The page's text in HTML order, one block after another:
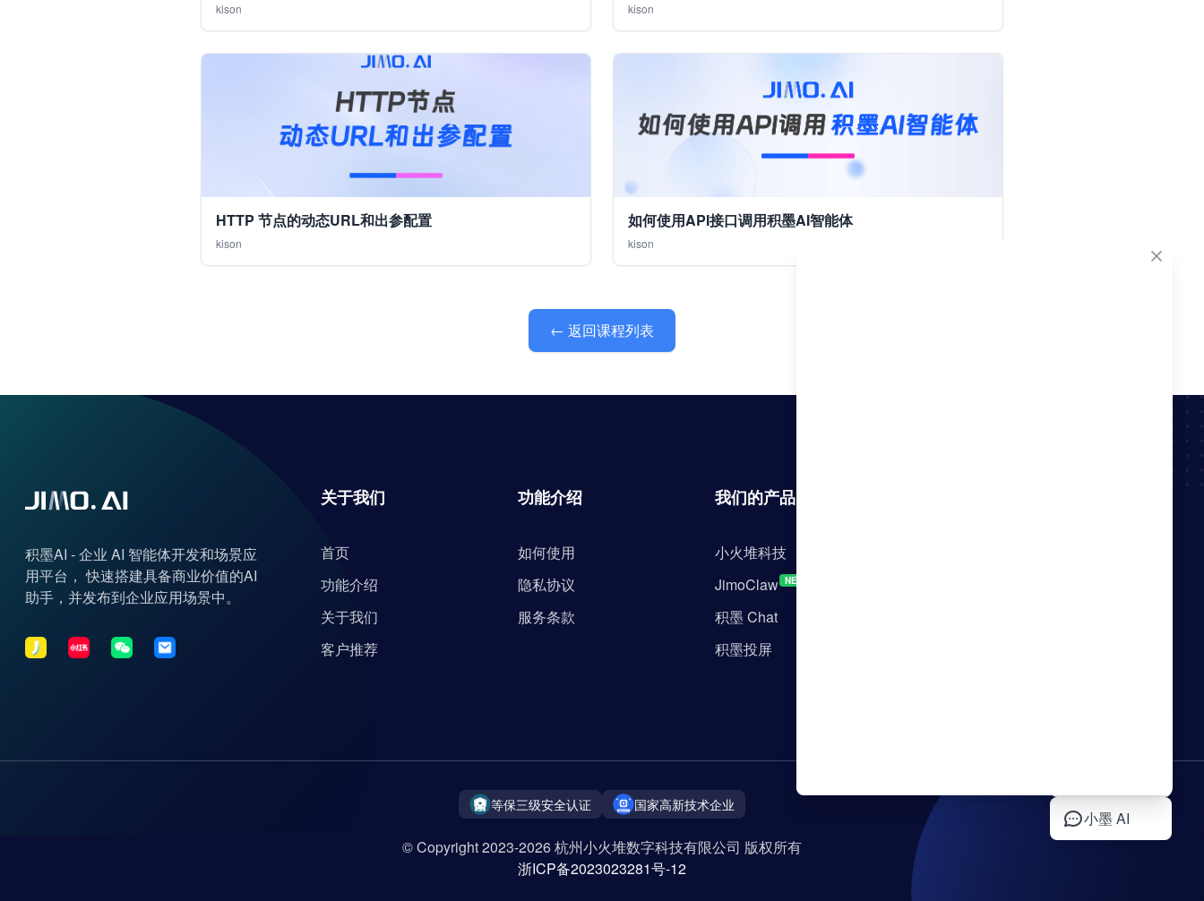
kison kison
HTTP 节点的动态URL和出参配置
kison
如何使用API接口调用积墨AI智能体
kison
← 返回课程列表
积墨AI - 企业 AI 智能体开发和场景应
用平台， 快速搭建具备商业价值的AI
助手，并发布到企业应用场景中。
关于我们
首页
功能介绍
关于我们
客户推荐
功能介绍
如何使用
隐私协议
服务条款
我们的产品
小火堆科技
JimoClaw NEW
积墨 Chat
积墨投屏
等保三级安全认证 国家高新技术企业
© Copyright 2023-2026 杭州小火堆数字科技有限公司 版权所有
浙ICP备2023023281号-12
小墨 AI